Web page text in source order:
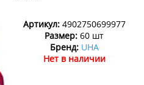
Артикул:4902750699977
Размер: 60 шт
Бренд: UHA
Нет в наличии